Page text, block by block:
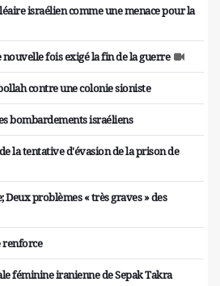
israélien comme une menace pour la
fois exigé la fin de la guerre
contre une colonie sioniste
bombardements israéliens
la tentative d'évasion de la prison de
problèmes « très graves » des
renforce
féminine iranienne de Sepak Takra